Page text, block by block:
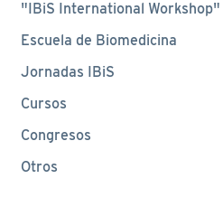
"IBiS International Workshop"
Escuela de Biomedicina
Jornadas IBiS
Cursos
Congresos
Otros